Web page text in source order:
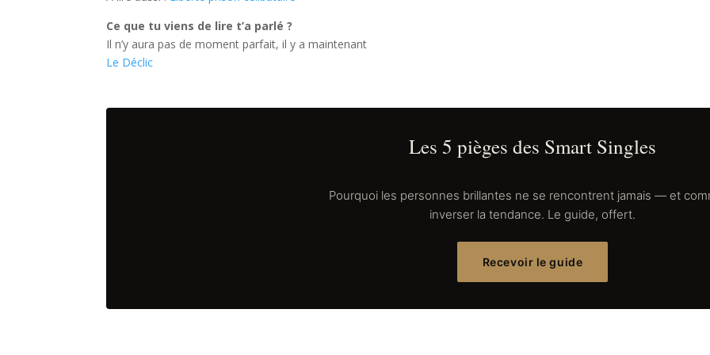
Ce que tu viens de lire t’a parlé ?
Il n’y aura pas de moment parfait, il y a maintenant
Le Déclic
Les 5 pièges des Smart Singles
Pourquoi les personnes brillantes ne se rencontrent jamais — et
inverser la tendance. Le guide, offert.
Recevoir le guide